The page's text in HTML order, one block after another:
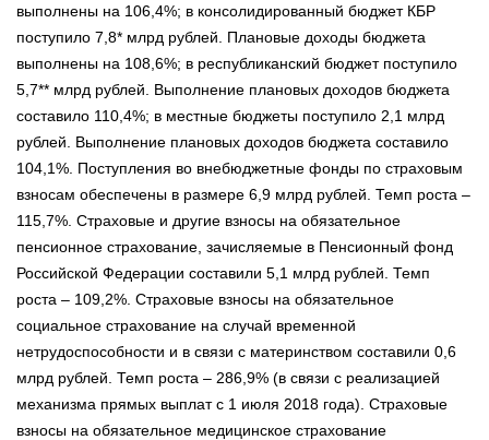
выполнены на 106,4%; в консолидированный бюджет КБР
поступило 7,8* млрд рублей. Плановые доходы бюджета
выполнены на 108,6%; в республиканский бюджет поступило
5,7** млрд рублей. Выполнение плановых доходов бюджета
составило 110,4%; в местные бюджеты поступило 2,1 млрд
рублей. Выполнение плановых доходов бюджета составило
104,1%. Поступления во внебюджетные фонды по страховым
взносам обеспечены в размере 6,9 млрд рублей. Темп роста –
115,7%. Страховые и другие взносы на обязательное
пенсионное страхование, зачисляемые в Пенсионный фонд
Российской Федерации составили 5,1 млрд рублей. Темп
роста – 109,2%. Страховые взносы на обязательное
социальное страхование на случай временной
нетрудоспособности и в связи с материнством составили 0,6
млрд рублей. Темп роста – 286,9% (в связи с реализацией
механизма прямых выплат с 1 июля 2018 года). Страховые
взносы на обязательное медицинское страхование